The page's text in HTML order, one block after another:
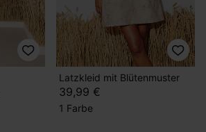
Latzkleid mit Blütenmuster
39,99 €
1 Farbe